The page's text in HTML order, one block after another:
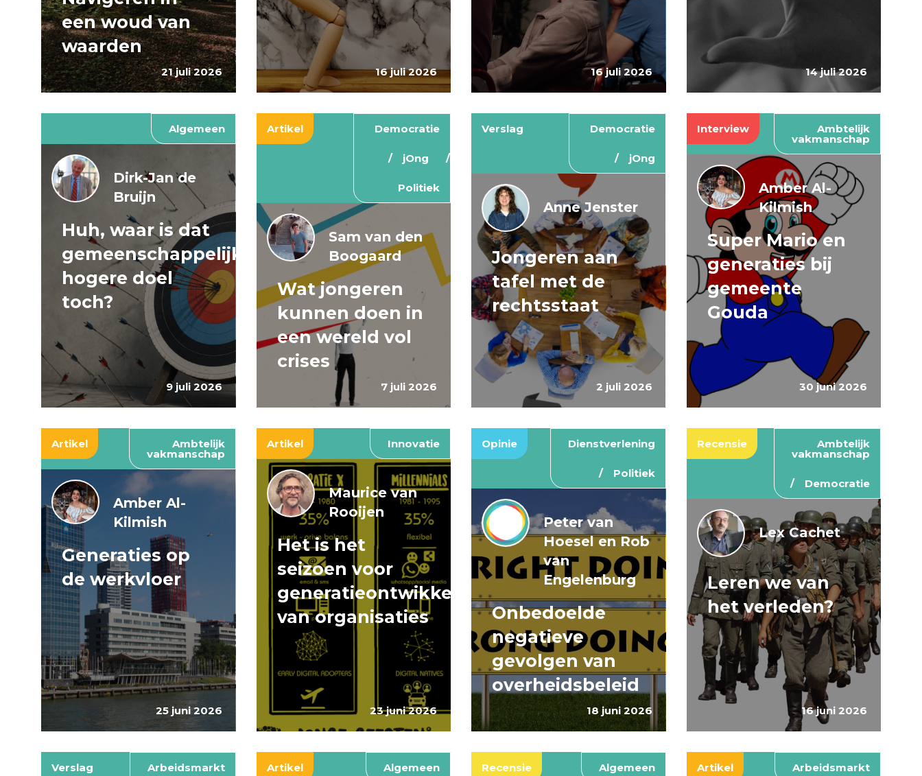
21 juli 2026
een woud van
waarden
16 juli 2026 16 juli 2026 14 juli 2026
Algemeen
9 juli 2026
Dirk-Jan de
Bruijn
Huh, waar is dat
gemeenschappelijke
hogere doel
toch?
Artikel Democratie
jOng
Politiek
7 juli 2026
Sam van den
Boogaard
Wat jongeren
kunnen doen in
een wereld vol
crises
Verslag Democratie
jOng
2 juli 2026
Anne Jenster
Jongeren aan
tafel met de
rechtsstaat
Interview Ambtelijk
vakmanschap
30 juni 2026
Amber Al-
Kilmish
Super Mario en
generaties bij
gemeente
Gouda
Artikel Ambtelijk
vakmanschap
25 juni 2026
Amber Al-
Kilmish
Generaties op
de werkvloer
Artikel Innovatie
23 juni 2026
Maurice van
Rooijen
Het is het
seizoen voor
generatieontwikkeling
van organisaties
Opinie Dienstverlening
Politiek
18 juni 2026
Peter van
Hoesel en Rob
van
Engelenburg
Onbedoelde
negatieve
gevolgen van
overheidsbeleid
Recensie Ambtelijk
vakmanschap
Democratie
16 juni 2026
Lex Cachet
Leren we van
het verleden?
Verslag Arbeidsmarkt Artikel Algemeen Recensie Algemeen Artikel Arbeidsmarkt